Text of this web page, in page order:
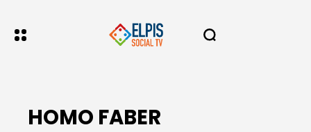
HOMO FABER